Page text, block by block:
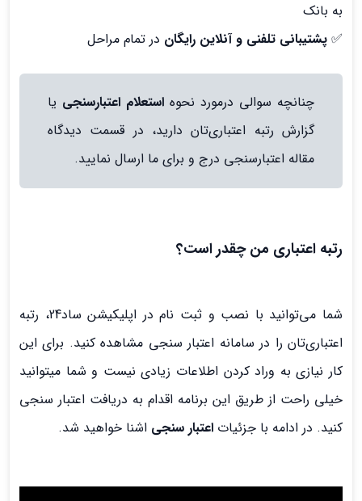
به بانک
✅ پشتیبانی تلفنی و آنلاین رایگان در تمام مراحل
چنانچه سوالی درمورد نحوه استعلام اعتبارسنجی یا
گزارش رتبه اعتباری‌تان دارید، در قسمت دیدگاه
مقاله اعتبارسنجی درج و برای ما ارسال نمایید.
رتبه اعتباری من چقدر است؟
شما می‌توانید با نصب و ثبت نام در اپلیکیشن ساد24، رتبه
اعتباری‌تان را در سامانه اعتبار سنجی مشاهده کنید. برای این
کار نیازی به وراد کردن اطلاعات زیادی نیست و شما میتوانید
خیلی راحت از طریق این برنامه اقدام به دریافت اعتبار سنجی
کنید. در ادامه با جزئیات اعتبار سنجی اشنا خواهید شد.